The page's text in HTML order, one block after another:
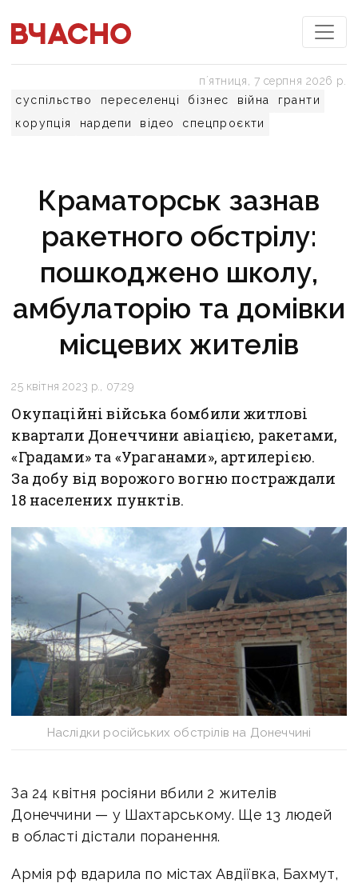
суспільство переселенці бізнес війна
гранти
корупція
нардепи відео спецпроєкти
пʼятниця, 7 серпня 2026 р.
Краматорськ зазнав
ракетного обстрілу:
пошкоджено школу,
амбулаторію та домівки
місцевих жителів
25 квітня 2023 р., 07:29
Окупаційні війська бомбили житлові
квартали Донеччини авіацією, ракетами,
«Градами» та «Ураганами», артилерією.
За добу від ворожого вогню постраждали
18 населених пунктів.
Наслідки російських обстрілів на Донеччині
За 24 квітня росіяни вбили 2 жителів
Донеччини — у Шахтарському. Ще 13 людей
в області дістали поранення.
Армія рф вдарила по містах Авдіївка, Бахмут,